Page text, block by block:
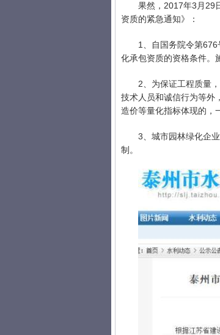
果然，2017年3月29
资质的紧急通知》：
1、自国务院令第
化承包资质的资格条件。
2、为保证工程质量
技术人员和诚信行为等外
造价等量化指标体现的，
3、城市园林绿化企
制。